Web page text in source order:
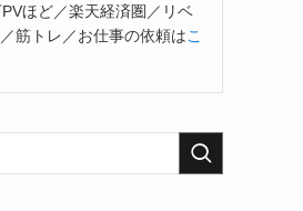
ほど／楽天経済圏／リベ
筋トレ／お仕事の依頼はこ